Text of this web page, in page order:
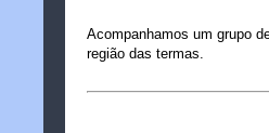
Acompanhamos um grupo
região das termas.